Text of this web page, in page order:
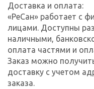
Доставка и оплата:
«РеСан» работает с
лицами. Доступны
наличными,
оплата частями и
Заказ можно
доставку с учетом
заказа.